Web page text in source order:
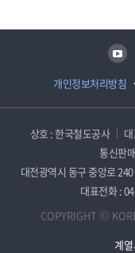
개인정보처리방침
유튜브
상호 : 한국철도공사
통신판
대전광역시 동구 중앙로 240
대표전화 :
COPYRIGHT ⓒ
계